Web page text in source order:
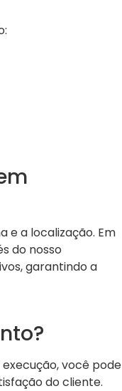
e a localização. Em
do nosso
garantindo a
você pode
do cliente.